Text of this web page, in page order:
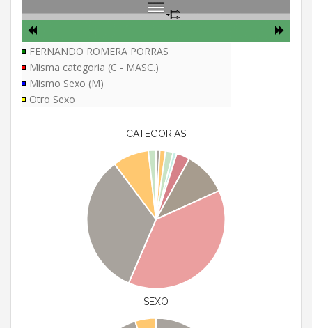
FERNANDO ROMERA PORRAS
Misma categoria (C - MASC.)
Mismo Sexo (M)
Otro Sexo
CATEGORIAS
SEXO